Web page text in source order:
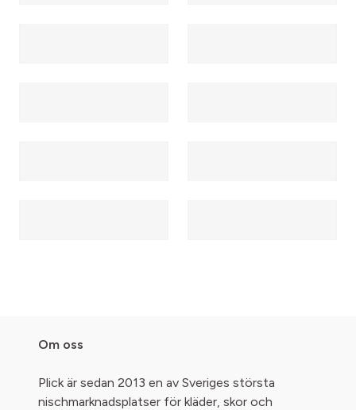
Om oss
Plick är sedan 2013 en av Sveriges största
nischmarknadsplatser för kläder, skor och